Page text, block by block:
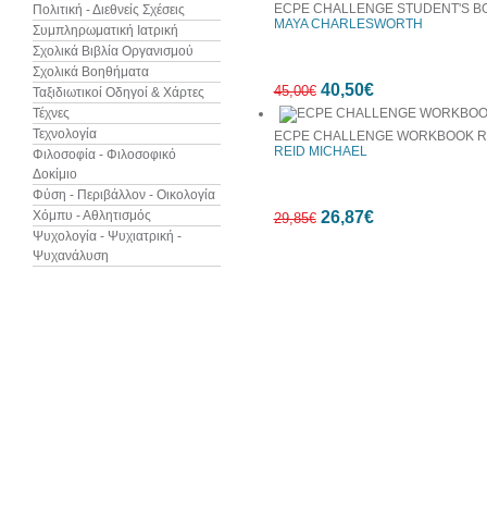
Πολιτική - Διεθνείς Σχέσεις
Συμπληρωματική Ιατρική
Σχολικά Βιβλία Οργανισμού
Σχολικά Βοηθήματα
Ταξιδιωτικοί Οδηγοί & Χάρτες
Τέχνες
Τεχνολογία
Φιλοσοφία - Φιλοσοφικό
Δοκίμιο
Φύση - Περιβάλλον - Οικολογία
Χόμπυ - Αθλητισμός
Ψυχολογία - Ψυχιατρική -
Ψυχανάλυση
ECPE CHALLENGE STUDENT'S
MAYA CHARLESWORTH
45,00€ 40,50€
ECPE CHALLENGE WORKBOOK
REID MICHAEL
29,85€ 26,87€